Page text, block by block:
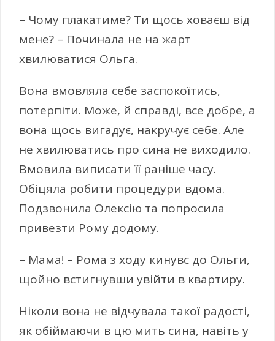
– Чому плакатиме? Ти щось ховаєш від
мене? – Починала не на жарт
хвилюватися Ольга.
Вона вмовляла себе заспокоїтись,
потерпіти. Може, й справді, все добре, а
вона щось вигадує, накручує себе. Але
не хвилюватись про сина не виходило.
Вмовила виписати її раніше часу.
Обіцяла робити процедури вдома.
Подзвонила Олексію та попросила
привезти Рому додому.
– Мама! – Рома з ходу кинувс до Ольги,
щойно встигнувши увійти в квартиру.
Ніколи вона не відчувала такої радості,
як обіймаючи в цю мить сина, навіть у